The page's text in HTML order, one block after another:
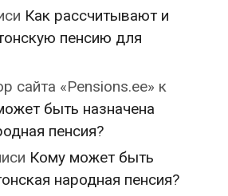
Как рассчитывают и
пенсию для
сайта «Pensions.ee» к
быть назначена
пенсия?
Кому может быть
народная пенсия?